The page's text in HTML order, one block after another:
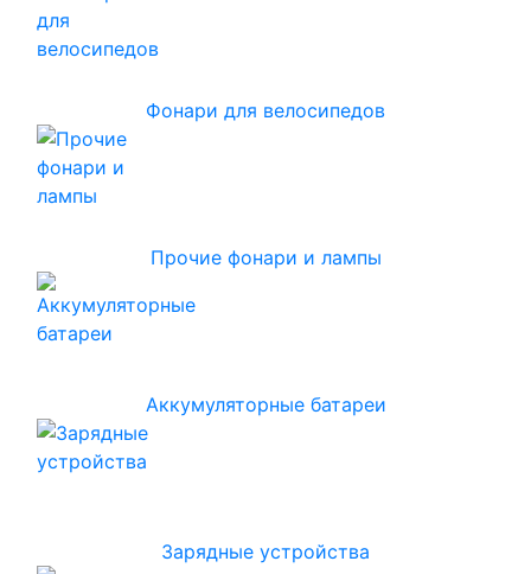
Фонари для велосипедов
Прочие фонари и лампы
Аккумуляторные батареи
Зарядные устройства